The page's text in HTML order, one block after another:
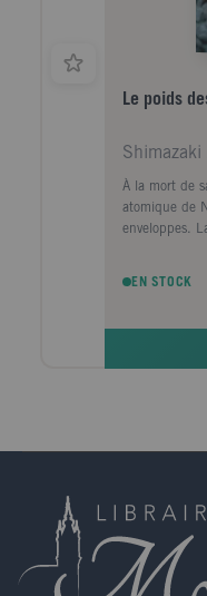
Le poids
Shimazaki
À la mort de
atomique de
enveloppes.
contient une
sa fille le
remettre
Shimazaki vit
oeuvre est
trois
secrets,
EN STOCK